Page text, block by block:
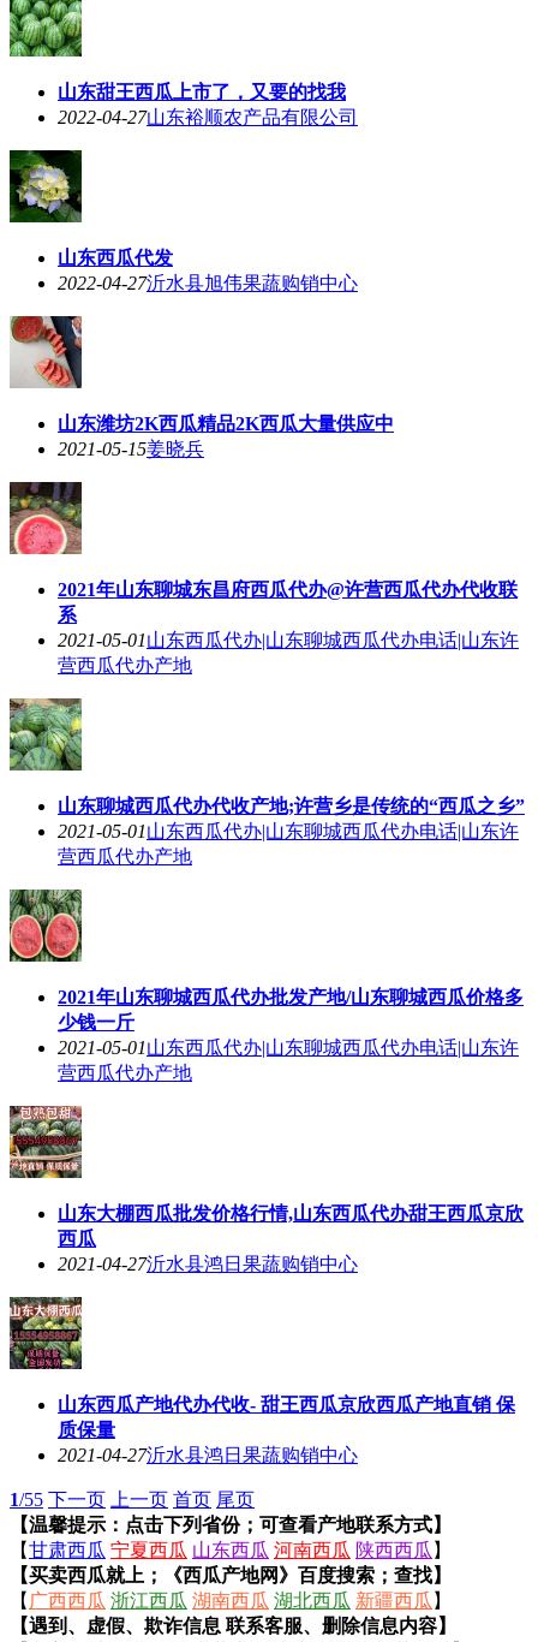
山东甜王西瓜上市了，又要的找我
2022-04-27山东裕顺农产品有限公司
山东西瓜代发
2022-04-27沂水县旭伟果蔬购销中心
山东潍坊2K西瓜精品2K西瓜大量供应中
2021-05-15姜晓兵
2021年山东聊城东昌府西瓜代办@许营西瓜代办代收联
系
2021-05-01山东西瓜代办|山东聊城西瓜代办电话|山东许
营西瓜代办产地
山东聊城西瓜代办代收产地;许营乡是传统的“西瓜之乡”
2021-05-01山东西瓜代办|山东聊城西瓜代办电话|山东许
营西瓜代办产地
2021年山东聊城西瓜代办批发产地/山东聊城西瓜价格多
少钱一斤
2021-05-01山东西瓜代办|山东聊城西瓜代办电话|山东许
营西瓜代办产地
山东大棚西瓜批发价格行情,山东西瓜代办甜王西瓜京欣
西瓜
2021-04-27沂水县鸿日果蔬购销中心
山东西瓜产地代办代收- 甜王西瓜京欣西瓜产地直销 保
质保量
2021-04-27沂水县鸿日果蔬购销中心
1/55 下一页 上一页 首页 尾页
【温馨提示：点击下列省份；可查看产地联系方式】
【甘肃西瓜 宁夏西瓜 山东西瓜 河南西瓜 陕西西瓜 】
【买卖西瓜就上；《西瓜产地网》百度搜索；查找】
【 广西西瓜 浙江西瓜 湖南西瓜 湖北西瓜 新疆西瓜 】
【遇到、虚假、欺诈信息 联系客服、删除信息内容】